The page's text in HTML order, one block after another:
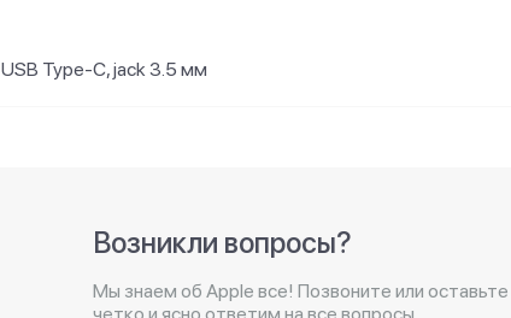
USB Type-C, jack 3.5 мм
Возникли вопросы?
Мы знаем об Apple все! Позвоните или